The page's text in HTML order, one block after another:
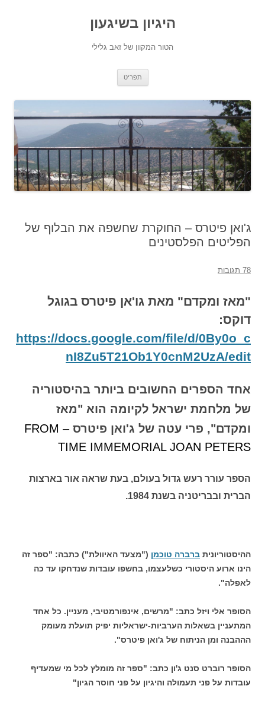
היגיון בשיגעון
הטור המקוון של זאב גלילי
תפריט
ג'ואן פיטרס – החוקרת שחשפה את הבלוף של
הפליטים הפלסטינים
78 תגובות
"מאז ומקדם" מאת גו'אן פיטרס בגוגל
דוקס:
https://docs.google.com/file/d/0By0o_c
nI8Zu5T21Ob1Y0cnM2UzA/edit
אחד הספרים החשובים ביותר בהיסטוריה
של מלחמת ישראל לקיומה הוא "מאז
ומקדם", פרי עטה של ג'ואן פיטרס
– FROM
TIME IMMEMORIAL JOAN PETERS
הספר עורר רעש גדול בעולם, בעת שראה אור בארצות
הברית ובבריטניה בשנת 1984.
ההיסטוריונית ברברה טוכמן ("מצעד האיוולת") כתבה: "ספר זה
הינו ארוע היסטורי כשלעצמו, בחשפו עובדות שנדחקו עד כה
לאפלה".
הסופר אלי ויזל כתב: "מרשים, אינפורמטיבי, מעניין. כל אחד
המתעניין בשאלות הערביות-ישראליות יפיק תועלת מעומק
הההבנה ומן הניתוח של ג'ואן פיטרס".
הסופר רוברט סנט ג'ון כתב: "ספר זה מומלץ לכל מי שמעדיף
עובדות על פני תעמולה והיגיון על פני חוסר הגיון"